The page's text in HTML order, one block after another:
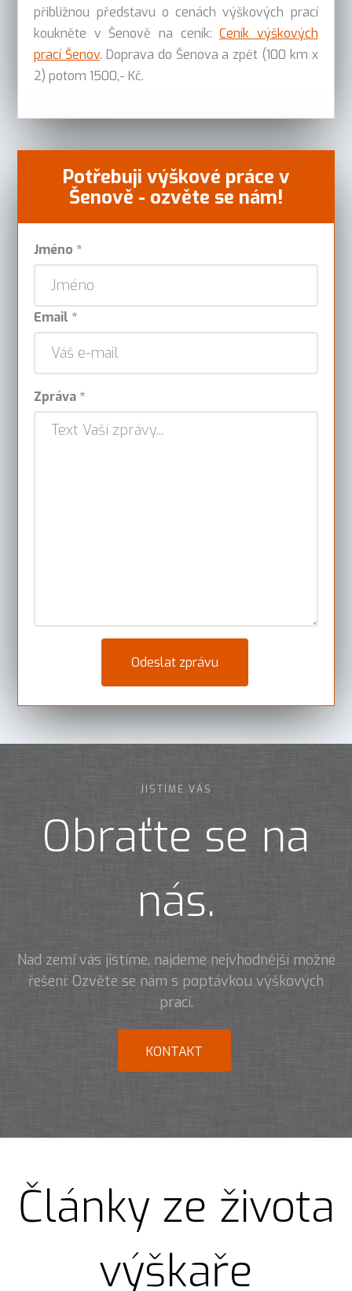
přibližnou představu o cenách výškových prací
koukněte v Šenově na ceník:Ceník výškových
prací Šenov. Doprava do Šenova a zpět (100 km x
2) potom 1500,- Kč.
Potřebuji výškové práce v
Šenově - ozvěte se nám!
Jméno *
Email *
Zpráva *
JISTÍME VÁS
Obraťte se na
nás.
Nad zemí vás jistíme, najdeme nejvhodnější možné
řešení: Ozvěte se nám s poptávkou výškových
prací.
KONTAKT
Články ze života
výškaře